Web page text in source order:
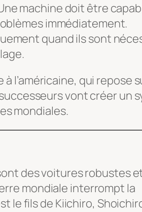
machine doit être
immédiatement.
quand ils sont
l’américaine, qui repose
vont créer un
mondiales.
des voitures robustes
mondiale interrompt la
le fils de Kiichiro,